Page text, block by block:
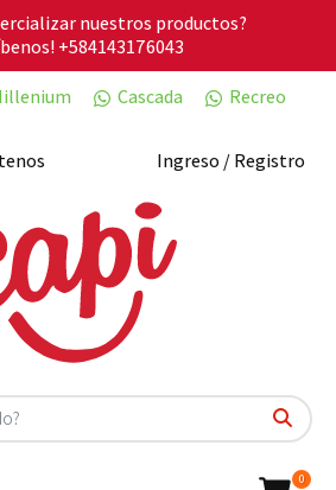
nuestros productos?
+584143176043
Cascada Recreo
Ingreso / Registro
0